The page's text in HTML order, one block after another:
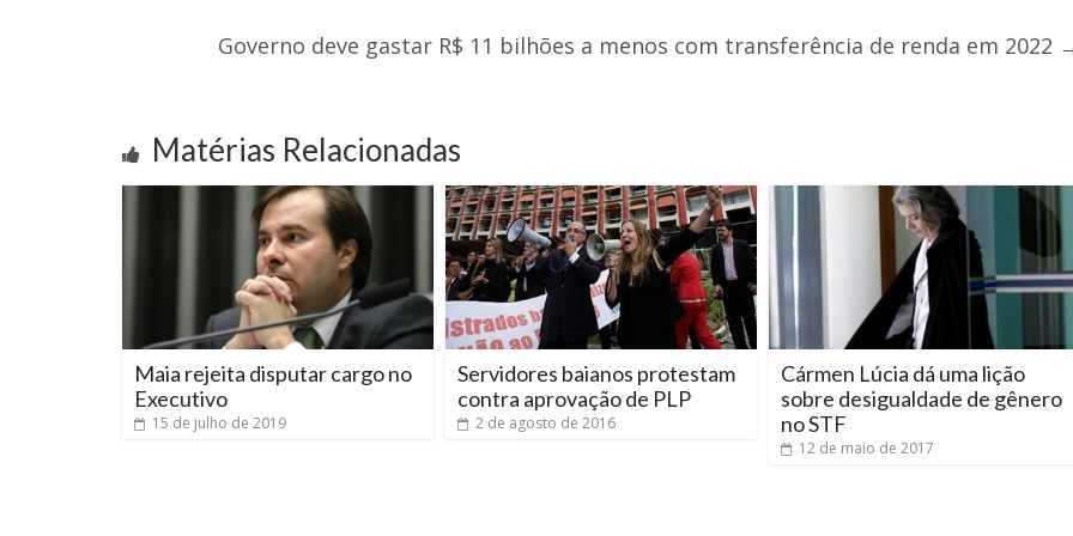
Governo deve gastar R$ 11 bilhões a menos com transferência de renda em 2022
Matérias Relacionadas
Maia rejeita disputar cargo no
Executivo
15 de julho de 2019
Servidores baianos protestam
contra aprovação de PLP
2 de agosto de 2016
Cármen Lúcia dá uma lição
sobre desigualdade de gênero
no STF
12 de maio de 2017